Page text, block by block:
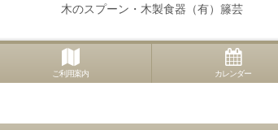
木のスプーン・木製食器（有）籐芸
ご利用案内 カレンダー